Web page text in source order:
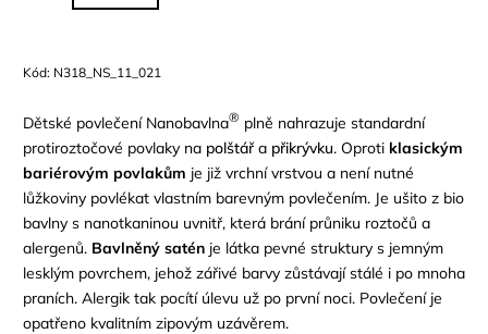
Kód: N318_NS_11_021
Dětské povlečení Nanobavlna® plně nahrazuje standardní
protiroztočové povlaky na polštář a přikrývku. Oproti klasickým
bariérovým povlakům je již vrchní vrstvou a není nutné
lůžkoviny povlékat vlastním barevným povlečením. Je ušito z bio
bavlny s nanotkaninou uvnitř, která brání průniku roztočů a
alergenů. Bavlněný satén je látka pevné struktury s jemným
lesklým povrchem, jehož zářivé barvy zůstávají stálé i po mnoha
praních. Alergik tak pocítí úlevu už po první noci. Povlečení je
opatřeno kvalitním zipovým uzávěrem.